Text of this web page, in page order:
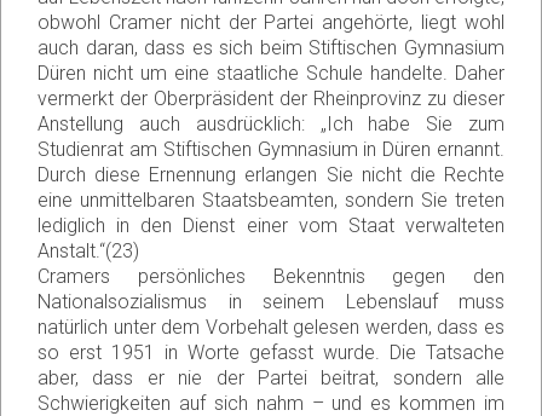
obwohl Cramer nicht der Partei angehörte, liegt wohl
auch daran, dass es sich beim Stiftischen Gymnasium
Düren nicht um eine staatliche Schule handelte. Daher
vermerkt der Oberpräsident der Rheinprovinz zu dieser
Anstellung auch ausdrücklich: „Ich habe Sie zum
Studienrat am Stiftischen Gymnasium in Düren ernannt.
Durch diese Ernennung erlangen Sie nicht die Rechte
eine unmittelbaren Staatsbeamten, sondern Sie treten
lediglich in den Dienst einer vom Staat verwalteten
Anstalt.“(23)
Cramers persönliches Bekenntnis gegen den
Nationalsozialismus in seinem Lebenslauf muss
natürlich unter dem Vorbehalt gelesen werden, dass es
so erst 1951 in Worte gefasst wurde. Die Tatsache
aber, dass er nie der Partei beitrat, sondern alle
Schwierigkeiten auf sich nahm – und es kommen im